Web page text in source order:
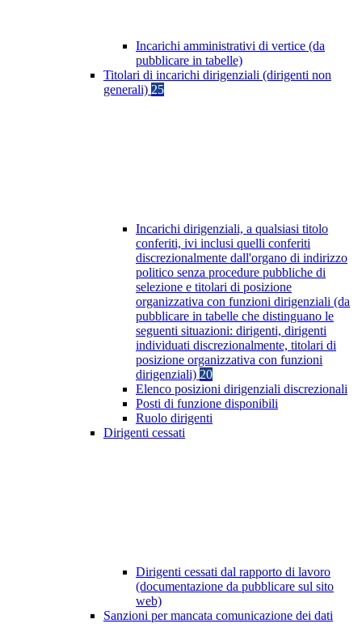
Incarichi amministrativi di vertice (da
pubblicare in tabelle)
Titolari di incarichi dirigenziali (dirigenti non
generali) 25
Incarichi dirigenziali, a qualsiasi titolo
conferiti, ivi inclusi quelli conferiti
discrezionalmente dall'organo di indirizzo
politico senza procedure pubbliche di
selezione e titolari di posizione
organizzativa con funzioni dirigenziali (da
pubblicare in tabelle che distinguano le
seguenti situazioni: dirigenti, dirigenti
individuati discrezionalmente, titolari di
posizione organizzativa con funzioni
dirigenziali) 20
Elenco posizioni dirigenziali discrezionali
Posti di funzione disponibili
Ruolo dirigenti
Dirigenti cessati
Dirigenti cessati dal rapporto di lavoro
(documentazione da pubblicare sul sito
web)
Sanzioni per mancata comunicazione dei dati